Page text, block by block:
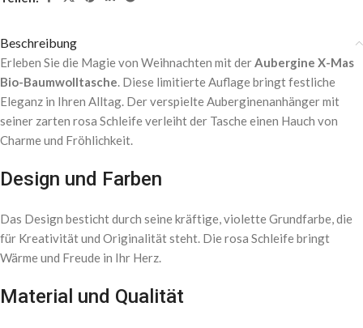
Beschreibung
Erleben Sie die Magie von Weihnachten mit derAubergine X-Mas
Bio-Baumwolltasche. Diese limitierte Auflage bringt festliche
Eleganz in Ihren Alltag. Der verspielte Auberginenanhänger mit
seiner zarten rosa Schleife verleiht der Tasche einen Hauch von
Charme und Fröhlichkeit.
Design und Farben
Das Design besticht durch seine kräftige, violette Grundfarbe, die
für Kreativität und Originalität steht. Die rosa Schleife bringt
Wärme und Freude in Ihr Herz.
Material und Qualität